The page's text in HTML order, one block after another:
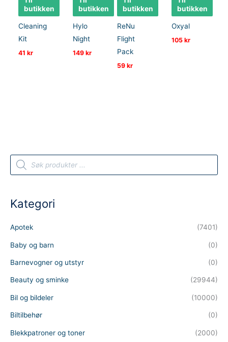
butikken
Cleaning
Kit
41kr
butikken
Hylo
Night
149kr
butikken
ReNu
Flight
Pack
59kr
butikken
Oxyal
105kr
P
d
t
s
s
a
r
h
Kategori
Apotek (7401)
Baby og barn (0)
Barnevogner og utstyr (0)
Beauty og sminke (29944)
Bil og bildeler (10000)
Biltilbehør (0)
Blekkpatroner og toner (2000)